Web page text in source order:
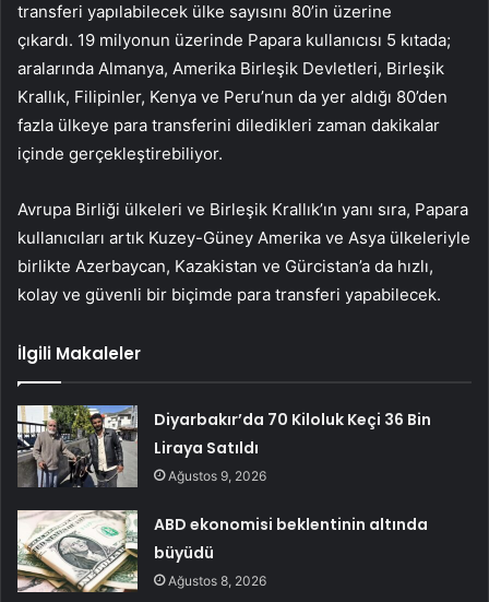
transferi yapılabilecek ülke sayısını 80’in üzerine
çıkardı. 19 milyonun üzerinde Papara kullanıcısı 5 kıtada;
aralarında Almanya, Amerika Birleşik Devletleri, Birleşik
Krallık, Filipinler, Kenya ve Peru’nun da yer aldığı 80’den
fazla ülkeye para transferini diledikleri zaman dakikalar
içinde gerçekleştirebiliyor.
Avrupa Birliği ülkeleri ve Birleşik Krallık’ın yanı sıra, Papara
kullanıcıları artık Kuzey-Güney Amerika ve Asya ülkeleriyle
birlikte Azerbaycan, Kazakistan ve Gürcistan’a da hızlı,
kolay ve güvenli bir biçimde para transferi yapabilecek.
İlgili Makaleler
Diyarbakır’da 70 Kiloluk Keçi 36 Bin
Liraya Satıldı
Ağustos 9, 2026
ABD ekonomisi beklentinin altında
büyüdü
Ağustos 8, 2026